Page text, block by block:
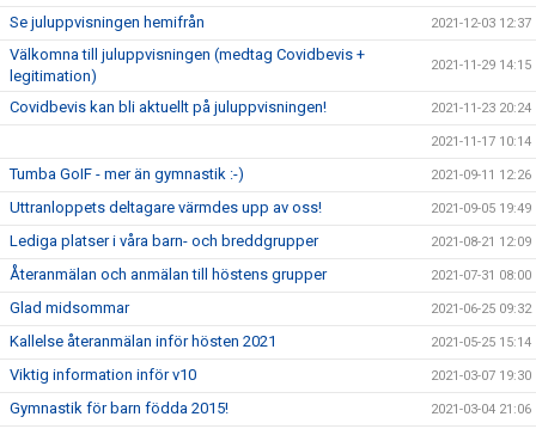
Se juluppvisningen hemifrån 2021-12-03 12:37
Välkomna till juluppvisningen (medtag Covidbevis +
legitimation)
2021-11-29 14:15
Covidbevis kan bli aktuellt på juluppvisningen! 2021-11-23 20:24
2021-11-17 10:14
Tumba GoIF - mer än gymnastik :-) 2021-09-11 12:26
Uttranloppets deltagare värmdes upp av oss! 2021-09-05 19:49
Lediga platser i våra barn- och breddgrupper 2021-08-21 12:09
Återanmälan och anmälan till höstens grupper 2021-07-31 08:00
Glad midsommar 2021-06-25 09:32
Kallelse återanmälan inför hösten 2021 2021-05-25 15:14
Viktig information inför v10 2021-03-07 19:30
Gymnastik för barn födda 2015! 2021-03-04 21:06